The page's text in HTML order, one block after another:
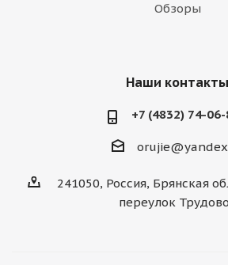
Обзоры
Наши контакты
+7 (4832) 74-
241050, Россия, Брянская
переулок